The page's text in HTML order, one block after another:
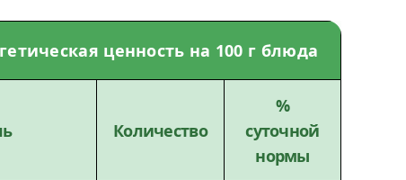
ценность на 100 г блюда
Количество
%
суточной
нормы